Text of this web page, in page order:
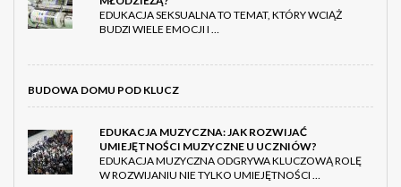
EDUKACJA SEKSUALNA TO TEMAT, KTÓRY WCIĄŻ
BUDZI WIELE EMOCJI I …
BUDOWA DOMU POD KLUCZ
EDUKACJA MUZYCZNA: JAK ROZWIJAĆ
UMIEJĘTNOŚCI MUZYCZNE U UCZNIÓW?
EDUKACJA MUZYCZNA ODGRYWA KLUCZOWĄ ROLĘ
W ROZWIJANIU NIE TYLKO UMIEJĘTNOŚCI …